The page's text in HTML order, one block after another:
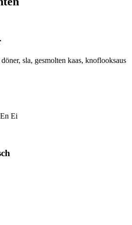
sla, gesmolten kaas, knoflooksaus
Ei